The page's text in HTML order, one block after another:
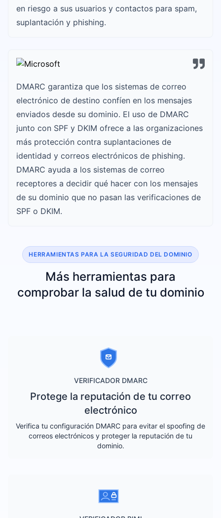
en riesgo a sus usuarios y contactos para spam,
suplantación y phishing.
DMARC garantiza que los sistemas de correo
electrónico de destino confíen en los mensajes
enviados desde su dominio. El uso de DMARC
junto con SPF y DKIM ofrece a las organizaciones
más protección contra suplantaciones de
identidad y correos electrónicos de phishing.
DMARC ayuda a los sistemas de correo
receptores a decidir qué hacer con los mensajes
de su dominio que no pasan las verificaciones de
SPF o DKIM.
HERRAMIENTAS PARA LA SEGURIDAD DEL DOMINIO
Más herramientas para
comprobar la salud de tu dominio
VERIFICADOR DMARC
Protege la reputación de tu correo
electrónico
Verifica tu configuración DMARC para evitar el spoofing de
correos electrónicos y proteger la reputación de tu
dominio.